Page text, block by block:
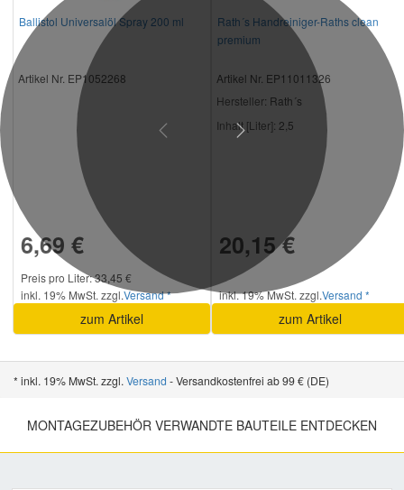
Ballistol Universalöl Spray 200 ml
Artikel Nr. EP1052268
6,69 €
Preis pro Liter: 33,45 €
inkl. 19% MwSt. zzgl.Versand *
zum Artikel
Rath´s Handreiniger-Raths clean
premium
Artikel Nr. EP11011326
Hersteller: Rath´s
Inhalt [Liter]: 2,5
20,15 €
inkl. 19% MwSt. zzgl.Versand *
zum Artikel
Previous Next
* inkl. 19% MwSt. zzgl. Versand - Versandkostenfrei ab 99 € (DE)
MONTAGEZUBEHÖR VERWANDTE BAUTEILE ENTDECKEN